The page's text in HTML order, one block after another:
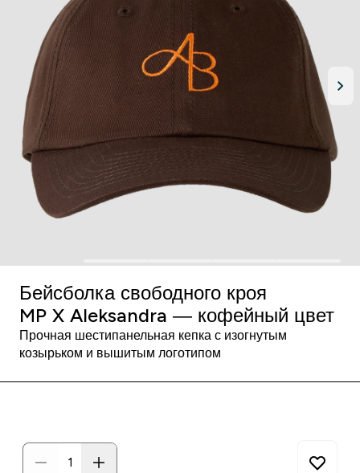
Бейсболка свободного кроя
MP X Aleksandra ― кофейный цвет
Прочная шестипанельная кепка с изогнутым
козырьком и вышитым логотипом